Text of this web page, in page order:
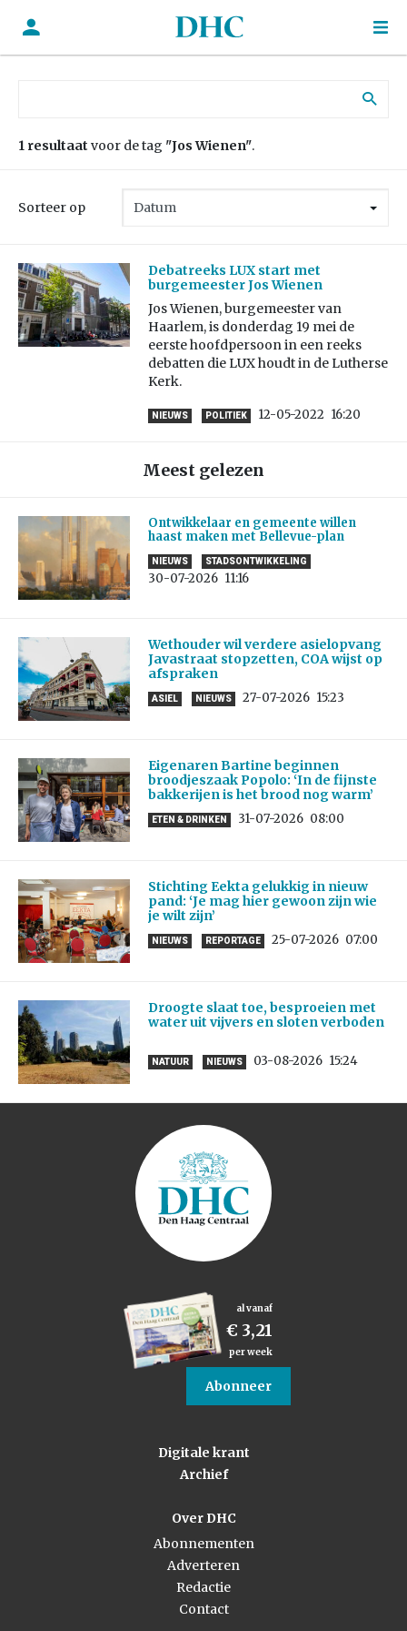
1 resultaat voor de tag "Jos Wienen".
Sorteer op
Debatreeks LUX start met
burgemeester Jos Wienen
Jos Wienen, burgemeester van
Haarlem, is donderdag 19 mei de
eerste hoofdpersoon in een reeks
debatten die LUX houdt in de Lutherse
Kerk.
NIEUWS POLITIEK 12-05-2022 16:20
Meest gelezen
Ontwikkelaar en gemeente willen
haast maken met Bellevue-plan
NIEUWS STADSONTWIKKELING
30-07-2026 11:16
Wethouder wil verdere asielopvang
Javastraat stopzetten, COA wijst op
afspraken
ASIEL NIEUWS 27-07-2026 15:23
Eigenaren Bartine beginnen
broodjeszaak Popolo: ‘In de fijnste
bakkerijen is het brood nog warm’
ETEN & DRINKEN 31-07-2026 08:00
Stichting Eekta gelukkig in nieuw
pand: ‘Je mag hier gewoon zijn wie
je wilt zijn’
NIEUWS REPORTAGE 25-07-2026 07:00
Droogte slaat toe, besproeien met
water uit vijvers en sloten verboden
NATUUR NIEUWS 03-08-2026 15:24
al vanaf
€ 3,21
per week
Abonneer
Digitale krant
Archief
Over DHC
Abonnementen
Adverteren
Redactie
Contact